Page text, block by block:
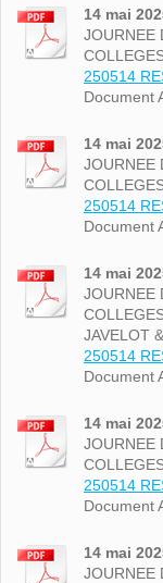
14 mai
JOURNEE
250514
Document
14 mai
JOURNEE
250514
Document
14 mai
JOURNEE
JAVELOT
250514
Document
14 mai
JOURNEE
250514
Document
14 mai
JOURNEE